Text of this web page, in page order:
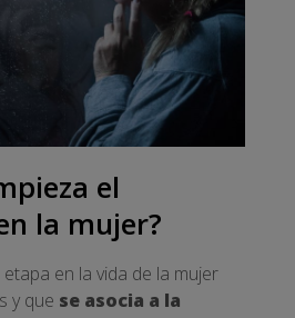
el
la mujer?
en la vida de la mujer
y que se asocia a la